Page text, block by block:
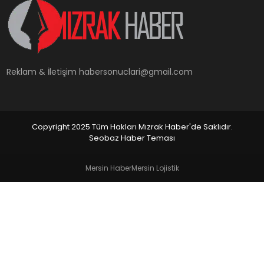
YAŞAM
Reklam & İletişimhabersonuclari@gmail.com
Copyright 2025 Tüm Hakları Mızrak Haber'de Saklıdır.
Seobaz Haber Teması
Mersin HaberMersin Lojistik